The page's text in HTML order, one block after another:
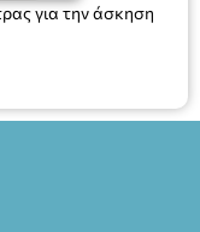
για την άσκηση